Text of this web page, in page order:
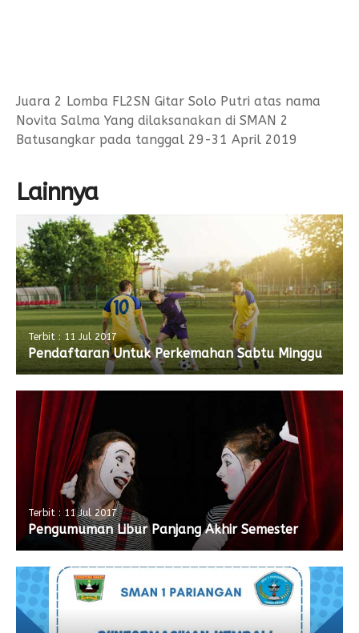
Juara 2 Lomba FL2SN Gitar Solo Putri atas nama
Novita Salma Yang dilaksanakan di SMAN 2
Batusangkar pada tanggal 29-31 April 2019
Lainnya
Terbit : 11 Jul 2017
Pendaftaran Untuk Perkemahan Sabtu Minggu
Terbit : 11 Jul 2017
Pengumuman Libur Panjang Akhir Semester